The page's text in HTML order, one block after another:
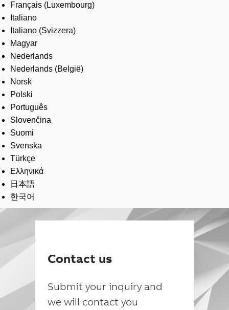
Français (Luxembourg)
Italiano
Italiano (Svizzera)
Magyar
Nederlands
Nederlands (België)
Norsk
Polski
Português
Slovenčina
Suomi
Svenska
Türkçe
Ελληνικά
日本語
한국어
Contact us
Submit your inquiry and
we will contact you